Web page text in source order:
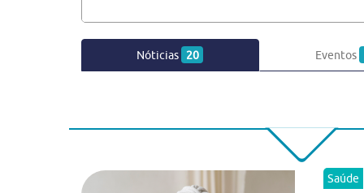
Lins
Peruíbe
Nóticias 20 Eventos
Saúde